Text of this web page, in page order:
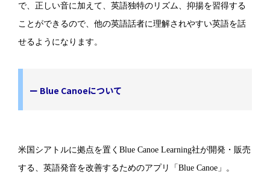
で、正しい音に加えて、英語独特のリズム、抑揚を習得する
ことができるので、他の英語話者に理解されやすい英語を話
せるようになります。
ー Blue Canoeについて
米国シアトルに拠点を置くBlue Canoe Learning社が開発・販売
する、英語発音を改善するためのアプリ「Blue Canoe」。